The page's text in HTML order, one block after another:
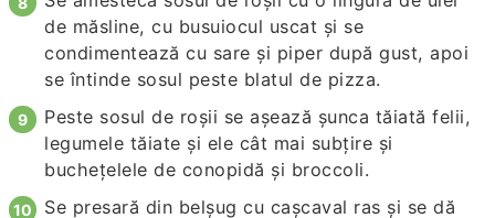
de măsline, cu busuiocul uscat şi se
condimentează cu sare şi piper după gust, apoi
se întinde sosul peste blatul de pizza.
Peste sosul de roşii se aşează şunca tăiată felii,
legumele tăiate şi ele cât mai subţire şi
bucheţelele de conopidă şi broccoli.
Se presară din belşug cu caşcaval ras şi se dă